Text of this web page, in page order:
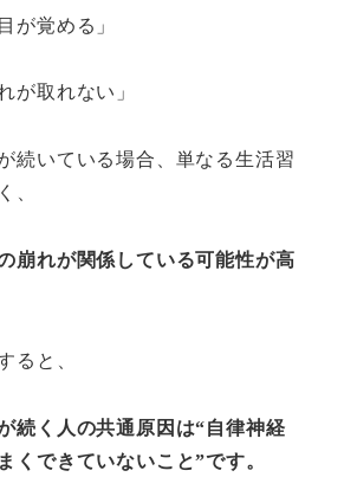
が覚める」
が取れない」
続いている場合、単なる生活習
、
崩れが関係している可能性が高
ると、
続く人の共通原因は“自律神経
くできていないこと”です。